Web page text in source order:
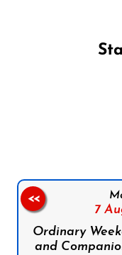
7
Ordinary
and
<<